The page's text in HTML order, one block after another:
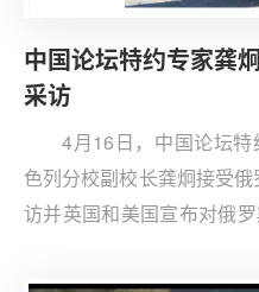
中国论坛特约专家龚
采访
4月16日，中国论坛
色列分校副校长龚炯接受
访并英国和美国宣布对俄